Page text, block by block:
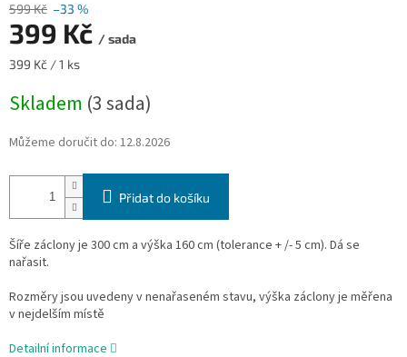
599 Kč –33 %
399 Kč / sada
Měrná
399 Kč / 1 ks
Skladem (3 sada)
Můžeme doručit do: 12.8.2026
Přidat do košíku
Šíře záclony je 300 cm a výška 160 cm (tolerance + /- 5 cm). Dá se
nařasit.
Rozměry jsou uvedeny v nenařaseném stavu, výška záclony je měřena
v nejdelším místě
Detailní informace